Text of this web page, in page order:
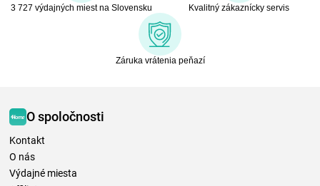
3 727 výdajných miest na Slovensku Kvalitný zákaznícky servis
Záruka vrátenia peňazí
O spoločnosti
Kontakt
O nás
Výdajné miesta